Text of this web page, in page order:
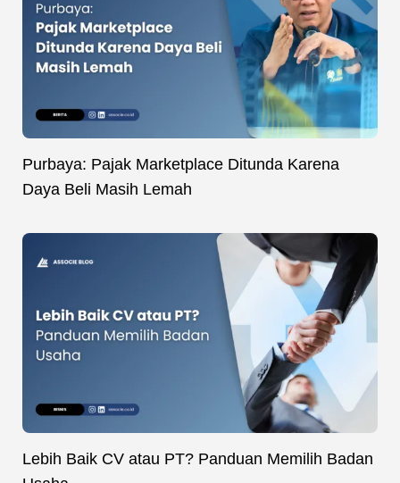
Purbaya: Pajak Marketplace Ditunda Karena
Daya Beli Masih Lemah
Lebih Baik CV atau PT? Panduan Memilih Badan